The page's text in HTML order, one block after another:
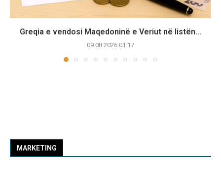
Greqia e vendosi Maqedoninë e Veriut në listën...
09.08.2026 01:17
MARKETING